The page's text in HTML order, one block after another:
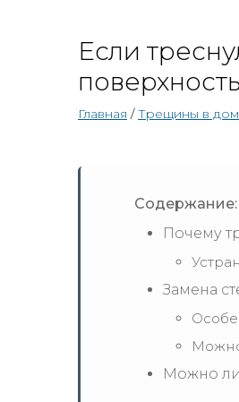
Если
поверхность
Главная /Трещины в
Содержание:
Почему
Замена
Можно ли